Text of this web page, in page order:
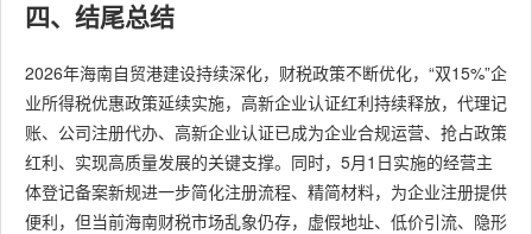
四、结尾总结
2026年海南自贸港建设持续深化，财税政策不断优化，“双15%”企
业所得税优惠政策延续实施，高新企业认证红利持续释放，代理记
账、公司注册代办、高新企业认证已成为企业合规运营、抢占政策
红利、实现高质量发展的关键支撑。同时，5月1日实施的经营主
体登记备案新规进一步简化注册流程、精简材料，为企业注册提供
便利，但当前海南财税市场乱象仍存，虚假地址、低价引流、隐形